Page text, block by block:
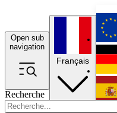
Open sub
navigation
Recherche
Français